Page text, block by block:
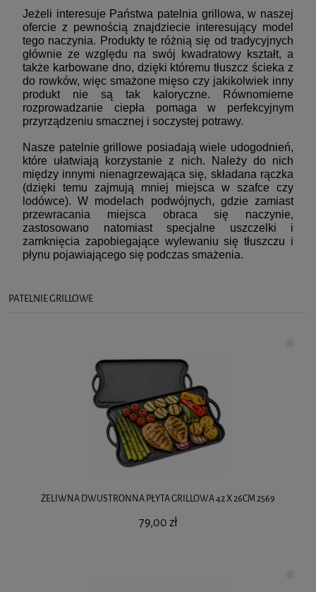
Jeżeli interesuje Państwa patelnia grillowa, w naszej
ofercie z pewnością znajdziecie interesujący model
tego naczynia. Produkty te różnią się od tradycyjnych
głównie ze względu na swój kwadratowy kształt, a
także karbowane dno, dzięki któremu tłuszcz ścieka z
do rowków, więc smażone mięso czy jakikolwiek inny
produkt nie są tak kaloryczne. Równomierne
rozprowadzanie ciepła pomaga w perfekcyjnym
przyrządzeniu smacznej i soczystej potrawy.
Nasze patelnie grillowe posiadają wiele udogodnień,
które ułatwiają korzystanie z nich. Należy do nich
między innymi nienagrzewająca się, składana rączka
(dzięki temu zajmują mniej miejsca w szafce czy
lodówce). W modelach podwójnych, gdzie zamiast
przewracania miejsca obraca się naczynie,
zastosowano natomiast specjalne uszczelki i
zamknięcia zapobiegające wylewaniu się tłuszczu i
płynu pojawiającego się podczas smażenia.
PATELNIE GRILLOWE
ŻELIWNA DWUSTRONNA PŁYTA GRILLOWA 42 X 26CM 2569
79,00 zł